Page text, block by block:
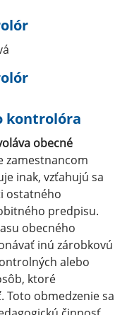
kontrolóra
obecné
zamestnancom
inak, vzťahujú sa
ostatného
predpisu.
obecného
inú zárobkovú
alebo
ktoré
Toto obmedzenie sa